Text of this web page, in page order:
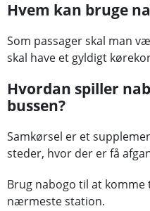
Hvem kan bruge
Som passager skal man
skal have et gyldigt
Hvordan spiller
bussen?
Samkørsel er et
steder, hvor der er få
Brug nabogo til at
nærmeste station.